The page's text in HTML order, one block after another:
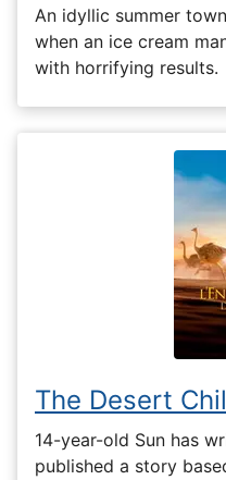
An idyllic summer
when an ice cream
with horrifying results.
The Desert
14-year-old Sun has
published a story